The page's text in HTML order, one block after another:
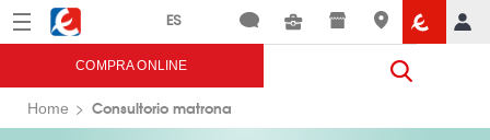
Menú Eroski
COMPRA ONLINE
Home Consultorio matrona